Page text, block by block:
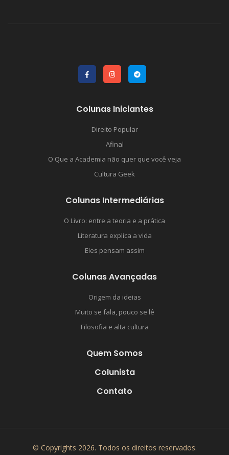
Colunas Iniciantes
Direito Popular
Afinal
O Que a Academia não quer que você veja
Cultura Geek
Colunas Intermediárias
O Livro: entre a teoria e a prática
Literatura explica a vida
Eles pensam assim
Colunas Avançadas
Origem da ideias
Muito se fala, pouco se lê
Filosofia e alta cultura
Quem Somos
Colunista
Contato
© Copyrights 2026. Todos os direitos reservados.